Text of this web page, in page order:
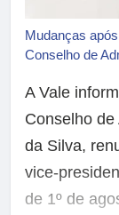
Mudanças
Conselho de
A Vale
Conselho
da Silva,
vice-
de 1º de